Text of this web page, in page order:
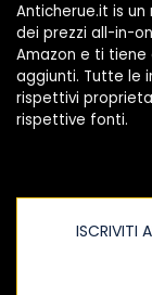
Anticherue.it is
dei prezzi all-in-
Amazon e ti
aggiunti. Tutte le
rispettivi
rispettive fonti.
ISCRIVITI